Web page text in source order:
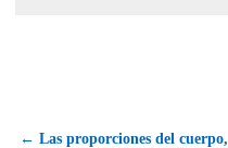
← Las proporciones del cuerpo,